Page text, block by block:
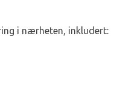
i nærheten, inkludert: